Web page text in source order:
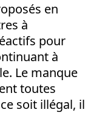
en
à
pour
à
Le manque
toutes
soit illégal, il